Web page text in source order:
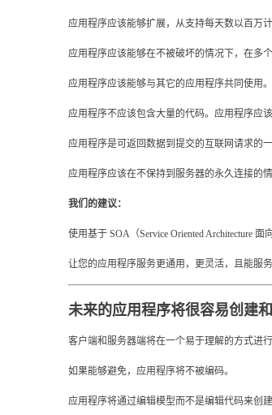
应用程序应该能够扩展，从支持每天数以百万计
应用程序应该能够在不被破坏的情况下，在多
应用程序应该能够与其它的应用程序共同使用。
应用程序不应该包含大量的代码。应用程序应
应用程序是可返回数据到提交的互联网请求的
应用程序应该在不保持到服务器的永久连接的
我们的建议：
使用基于 SOA（Service Oriented Architecture
让您的应用程序服务更通用，更灵活，且能服
未来的应用程序将很容易创建
客户端和服务器端将在一个易于理解的方式进行
如果能够避免，应用程序将不被编码。
应用程序将通过编辑模型而不是编辑代码来创建